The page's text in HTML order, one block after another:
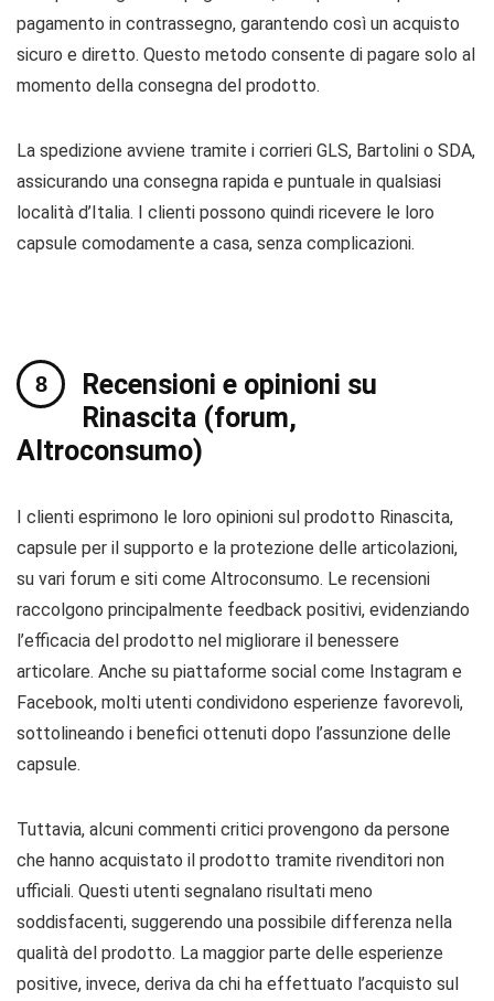
pagamento in contrassegno, garantendo così un acquisto
sicuro e diretto. Questo metodo consente di pagare solo al
momento della consegna del prodotto.
La spedizione avviene tramite i corrieri GLS, Bartolini o SDA,
assicurando una consegna rapida e puntuale in qualsiasi
località d’Italia. I clienti possono quindi ricevere le loro
capsule comodamente a casa, senza complicazioni.
Recensioni e opinioni su
Rinascita (forum,
Altroconsumo)
I clienti esprimono le loro opinioni sul prodotto Rinascita,
capsule per il supporto e la protezione delle articolazioni,
su vari forum e siti come Altroconsumo. Le recensioni
raccolgono principalmente feedback positivi, evidenziando
l’efficacia del prodotto nel migliorare il benessere
articolare. Anche su piattaforme social come Instagram e
Facebook, molti utenti condividono esperienze favorevoli,
sottolineando i benefici ottenuti dopo l’assunzione delle
capsule.
Tuttavia, alcuni commenti critici provengono da persone
che hanno acquistato il prodotto tramite rivenditori non
ufficiali. Questi utenti segnalano risultati meno
soddisfacenti, suggerendo una possibile differenza nella
qualità del prodotto. La maggior parte delle esperienze
positive, invece, deriva da chi ha effettuato l’acquisto sul